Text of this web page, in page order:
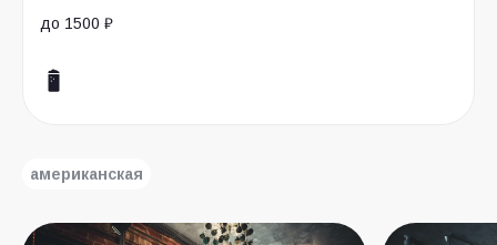
до 1500 ₽
американская